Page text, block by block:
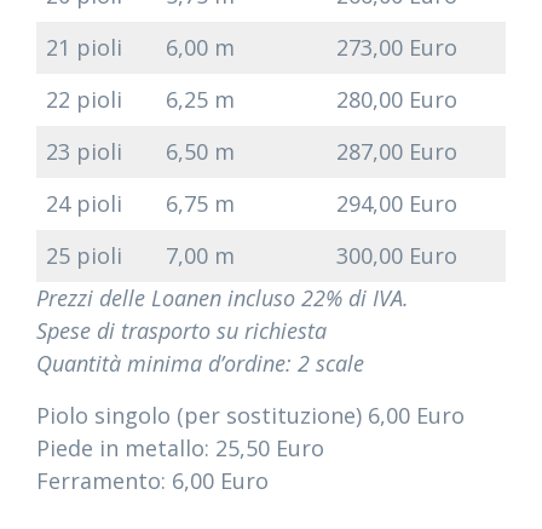
21 pioli
6,00 m
273,00 Euro
22 pioli
6,25 m
280,00 Euro
23 pioli
6,50 m
287,00 Euro
24 pioli
6,75 m
294,00 Euro
25 pioli
7,00 m
300,00 Euro
Prezzi delle Loanen incluso 22% di IVA.
Spese di trasporto su richiesta
Quantità minima d’ordine: 2 scale
Piolo singolo (per sostituzione) 6,00 Euro
Piede in metallo: 25,50 Euro
Ferramento: 6,00 Euro